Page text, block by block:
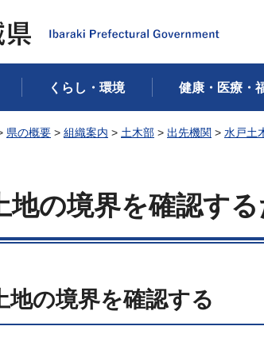
くらし・環境 健康・医療・
県の概要 > 組織案内 > 土木部 > 出先機関 > 水戸土
地の境界を確認す
地の境界を確認する